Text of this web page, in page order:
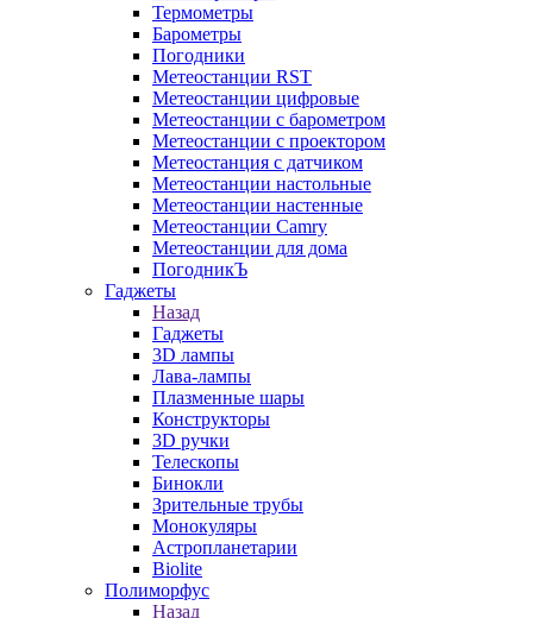
Термометры
Барометры
Погодники
Метеостанции RST
Метеостанции цифровые
Метеостанции с барометром
Метеостанции с проектором
Метеостанция с датчиком
Метеостанции настольные
Метеостанции настенные
Метеостанции Camry
Метеостанции для дома
ПогодникЪ
Гаджеты
Назад
Гаджеты
3D лампы
Лава-лампы
Плазменные шары
Конструкторы
3D ручки
Телескопы
Бинокли
Зрительные трубы
Монокуляры
Астропланетарии
Biolite
Полиморфус
Назад